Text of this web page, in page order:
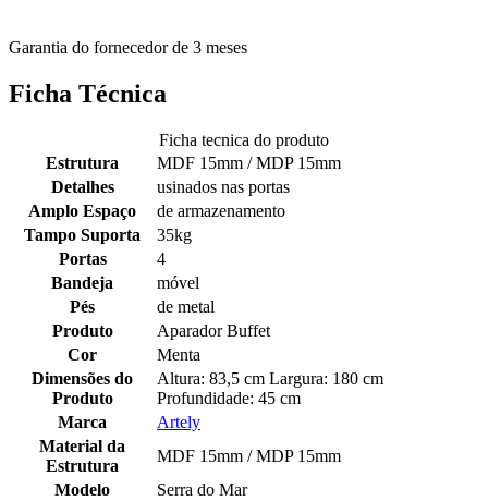
Garantia do fornecedor de 3 meses
Ficha Técnica
Ficha tecnica do produto
Estrutura
MDF 15mm / MDP 15mm
Detalhes
usinados nas portas
Amplo Espaço
de armazenamento
Tampo Suporta
35kg
Portas
4
Bandeja
móvel
Pés
de metal
Produto
Aparador Buffet
Cor
Menta
Dimensões do
Produto
Altura: 83,5 cm Largura: 180 cm
Profundidade: 45 cm
Marca
Artely
Material da
Estrutura
MDF 15mm / MDP 15mm
Modelo
Serra do Mar